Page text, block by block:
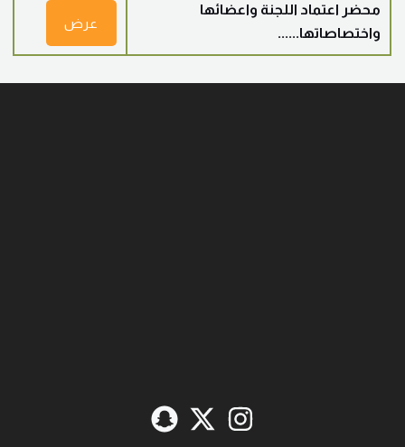
محضر اعتماد اللجنة واعضائها
واختصاصاتها......
عرض